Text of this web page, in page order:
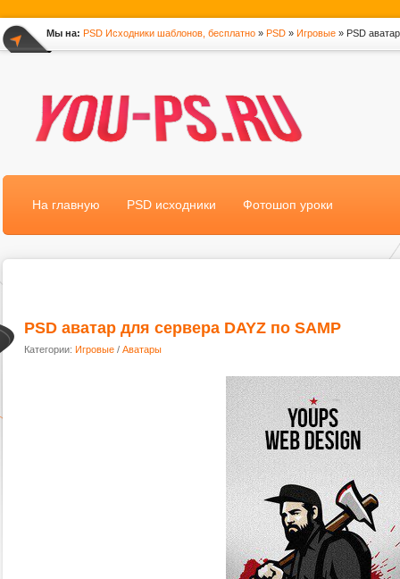
Мы на: PSD Исходники шаблонов, бесплатно » PSD » Игровые » PSD
На главную PSD исходники Фотошоп уроки
PSD аватар для сервера DAYZ по SAMP
Категории: Игровые / Аватары